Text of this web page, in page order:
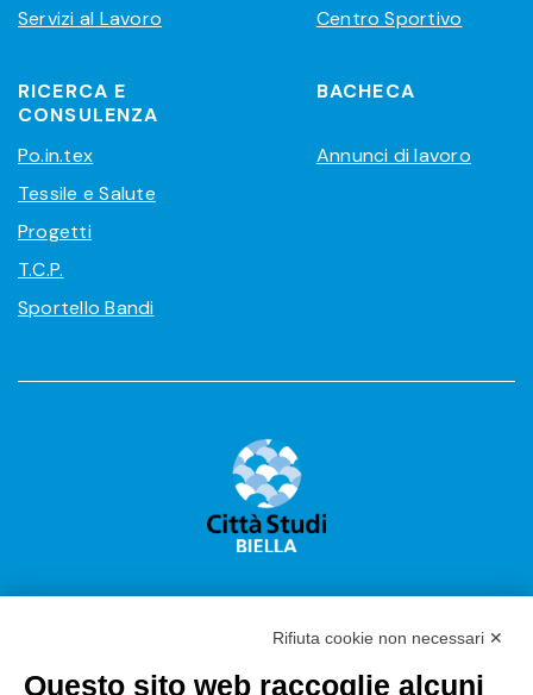
Servizi al Lavoro
Centro Sportivo
RICERCA E
CONSULENZA
Po.in.tex
Tessile e Salute
Progetti
T.C.P.
Sportello Bandi
BACHECA
Annunci di lavoro
Città Studi S.p.A.
Rifiuta cookie non necessari ✕
Questo sito web raccoglie alcuni